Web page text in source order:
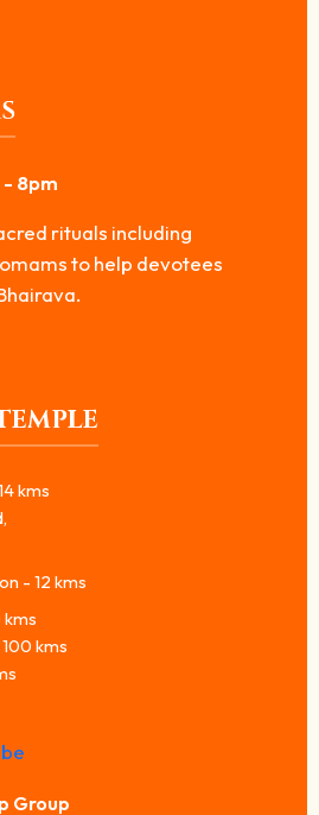
8pm
rituals including
to help devotees
kms
- 12 kms
kms
Group